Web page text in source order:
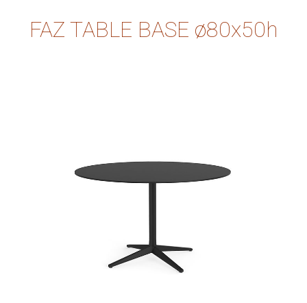
FAZ TABLE BASE ø80x50h